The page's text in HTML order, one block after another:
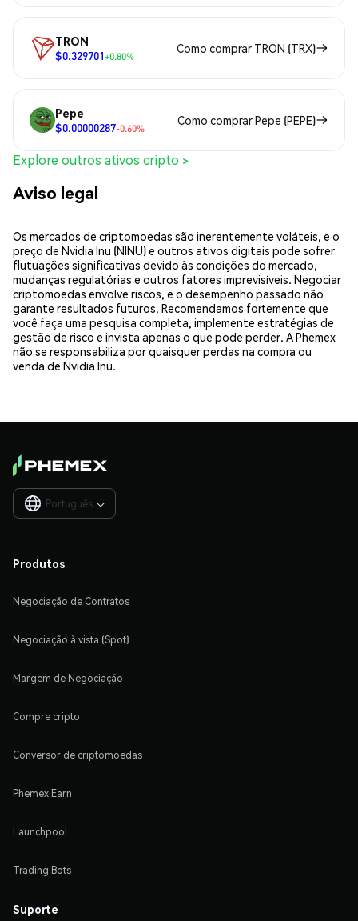
TRON
$0.329701+0.80%
Como comprar TRON (TRX)
Pepe
$0.00000287-0.60%
Como comprar Pepe (PEPE)
Explore outros ativos cripto >
Aviso legal
Os mercados de criptomoedas são inerentemente voláteis, e o
preço de Nvidia Inu (NINU) e outros ativos digitais pode sofrer
flutuações significativas devido às condições do mercado,
mudanças regulatórias e outros fatores imprevisíveis. Negociar
criptomoedas envolve riscos, e o desempenho passado não
garante resultados futuros. Recomendamos fortemente que
você faça uma pesquisa completa, implemente estratégias de
gestão de risco e invista apenas o que pode perder. A Phemex
não se responsabiliza por quaisquer perdas na compra ou
venda de Nvidia Inu.
Português 
Produtos
Negociação de Contratos
Negociação à vista (Spot)
Margem de Negociação
Compre cripto
Conversor de criptomoedas
Phemex Earn
Launchpool
Trading Bots
Suporte